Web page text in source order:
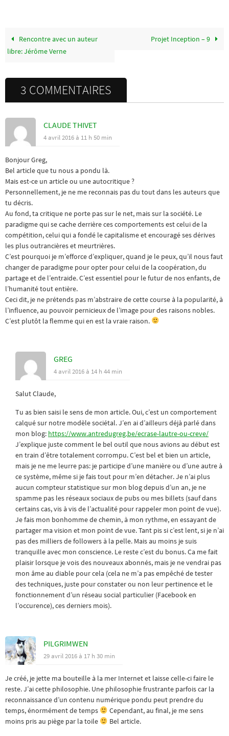
Rencontre avec un auteur
libre: Jérôme Verne
Projet Inception – 9
3 COMMENTAIRES
CLAUDE THIVET
4 avril 2016 à 11 h 50 min
Bonjour Greg,
Bel article que tu nous a pondu là.
Mais est-ce un article ou une autocritique ?
Personnellement, je ne me reconnais pas du tout dans les auteurs que
tu décris.
Au fond, ta critique ne porte pas sur le net, mais sur la société. Le
paradigme qui se cache derrière ces comportements est celui de la
compétition, celui qui a fondé le capitalisme et encouragé ses dérives
les plus outrancières et meurtrières.
C’est pourquoi je m’efforce d’expliquer, quand je le peux, qu’il nous faut
changer de paradigme pour opter pour celui de la coopération, du
partage et de l’entraide. C’est essentiel pour le futur de nos enfants, de
l’humanité tout entière.
Ceci dit, je ne prétends pas m’abstraire de cette course à la popularité, à
l’influence, au pouvoir pernicieux de l’image pour des raisons nobles.
C’est plutôt la flemme qui en est la vraie raison.
GREG
4 avril 2016 à 14 h 44 min
Salut Claude,
Tu as bien saisi le sens de mon article. Oui, c’est un comportement
calqué sur notre modèle sociétal. J’en ai d’ailleurs déjà parlé dans
mon blog: https://www.antredugreg.be/ecrase-lautre-ou-creve/
J’explique juste comment le bel outil que nous avions au début est
en train d’être totalement corrompu. C’est bel et bien un article,
mais je ne me leurre pas: je participe d’une manière ou d’une autre à
ce système, même si je fais tout pour m’en détacher. Je n’ai plus
aucun compteur statistique sur mon blog depuis d’un an, je ne
spamme pas les réseaux sociaux de pubs ou mes billets (sauf dans
certains cas, vis à vis de l’actualité pour rappeler mon point de vue).
Je fais mon bonhomme de chemin, à mon rythme, en essayant de
partager ma vision et mon point de vue. Tant pis si c’est lent, si je n’ai
pas des milliers de followers à la pelle. Mais au moins je suis
tranquille avec mon conscience. Le reste c’est du bonus. Ca me fait
plaisir lorsque je vois des nouveaux abonnés, mais je ne vendrai pas
mon âme au diable pour cela (cela ne m’a pas empêché de tester
des techniques, juste pour constater ou non leur pertinence et le
fonctionnement d’un réseau social particulier (Facebook en
l’occurence), ces derniers mois).
PILGRIMWEN
29 avril 2016 à 17 h 30 min
Je créé, je jette ma bouteille à la mer Internet et laisse celle-ci faire le
reste. J’ai cette philosophie. Une philosophie frustrante parfois car la
reconnaissance d’un contenu numérique pondu peut prendre du
temps, énormément de temps
Cependant, au final, je me sens
moins pris au piège par la toile
Bel article.